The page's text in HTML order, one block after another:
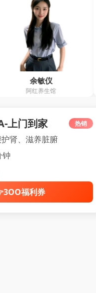
上门到家 热销
肾、滋养脏腑
钟
福利券